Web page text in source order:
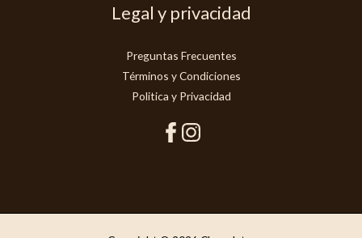
Legal y privacidad
Preguntas Frecuentes
Términos y Condiciones
Politica y Privacidad